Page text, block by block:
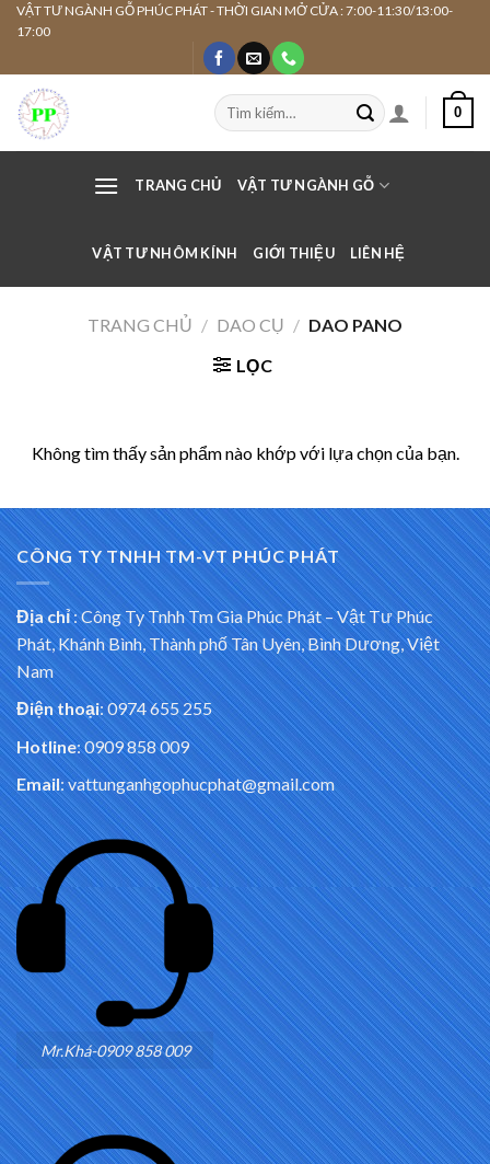
SkipVẬT TƯ NGÀNH GỖ PHÚC PHÁT - THỜI GIAN MỞ CỬA : 7:00-11:30/13:00-
17:00
Tìm
kiếm:
0
TRANG CHỦ VẬT TƯ NGÀNH GỖ
VẬT TƯ NHÔM KÍNH GIỚI THIỆU LIÊN HỆ
TRANG CHỦ / DAO CỤ / DAO PANO
LỌC
Không tìm thấy sản phẩm nào khớp với lựa chọn của bạn.
CÔNG TY TNHH TM-VT PHÚC PHÁT
Địa chỉ:Công Ty Tnhh Tm Gia Phúc Phát – Vật Tư Phúc
Phát, Khánh Bình, Thành phố Tân Uyên, Bình Dương, Việt
Nam
Điện thoại: 0974 655 255
Hotline: 0909 858 009
Email: vattunganhgophucphat@gmail.com
Mr.Khá-0909 858 009